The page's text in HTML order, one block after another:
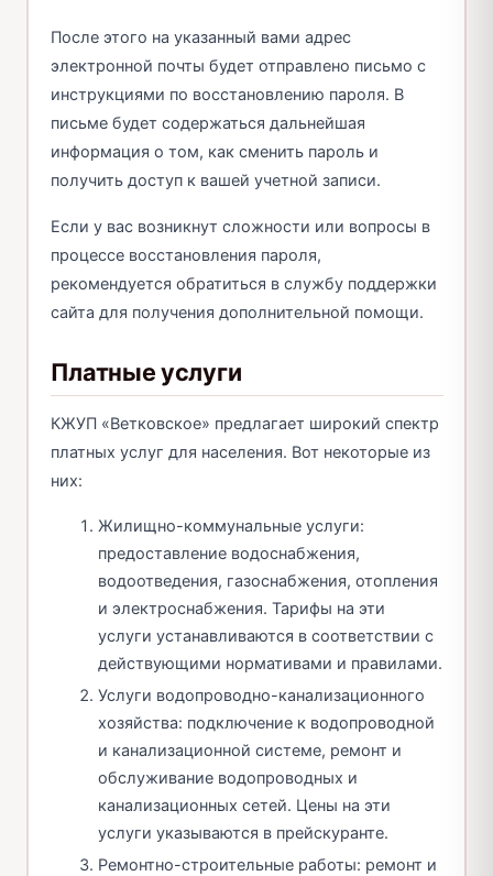
После этого на указанный вами адрес
электронной почты будет отправлено письмо с
инструкциями по восстановлению пароля. В
письме будет содержаться дальнейшая
информация о том, как сменить пароль и
получить доступ к вашей учетной записи.
Если у вас возникнут сложности или вопросы в
процессе восстановления пароля,
рекомендуется обратиться в службу поддержки
сайта для получения дополнительной помощи.
Платные услуги
КЖУП «Ветковское» предлагает широкий спектр
платных услуг для населения. Вот некоторые из
них:
Жилищно-коммунальные услуги:
предоставление водоснабжения,
водоотведения, газоснабжения, отопления
и электроснабжения. Тарифы на эти
услуги устанавливаются в соответствии с
действующими нормативами и правилами.
Услуги водопроводно-канализационного
хозяйства: подключение к водопроводной
и канализационной системе, ремонт и
обслуживание водопроводных и
канализационных сетей. Цены на эти
услуги указываются в прейскуранте.
Ремонтно-строительные работы: ремонт и